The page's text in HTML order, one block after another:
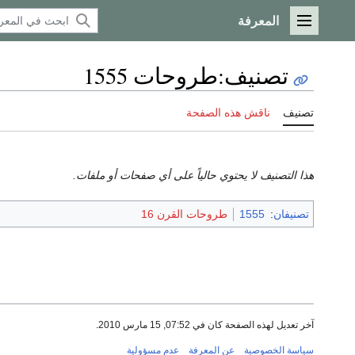
القائمة الرئيسية
المعرفة
تصنيف:طروحات 1555
تصنيف ناقش هذه الصفحة
هذا التصنيف لا يحتوي حالياً على أي صفحات أو ملفات.
تصنيفان:
1555 طروحات القرن 16
آخر تعديل لهذه الصفحة كان في 07:52, 15 مارس 2010.
سياسة الخصوصية عن المعرفة عدم مسؤولية